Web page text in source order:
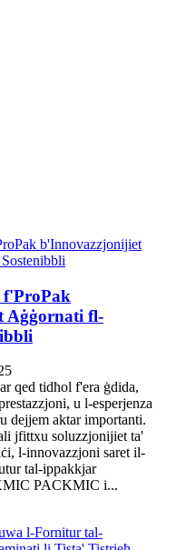
Aġġornati fl-
qed tidħol f'era ġdida,
u l-esperjenza
dejjem aktar importanti.
jfittxu soluzzjonijiet ta'
l-innovazzjoni saret il-
tal-ippakkjar
PACKMIC i...